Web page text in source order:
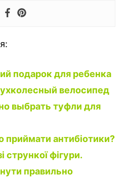
подарок для ребенка
велосипед
выбрать туфли для
приймати антибіотики?
стрункої фігури.
правильно